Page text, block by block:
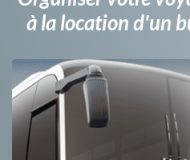
à la location d'un